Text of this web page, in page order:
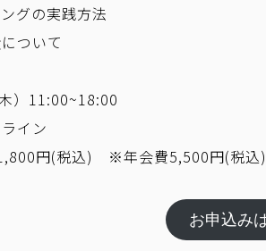
グの実践方法
ついて
）11:00~18:00
イン
円(税込) ※年会費5,500円(税込
お申込み